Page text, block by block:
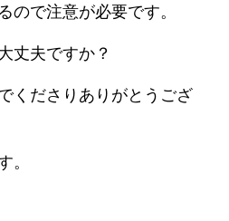
ので注意が必要です。
丈夫ですか？
くださりありがとうござ
。